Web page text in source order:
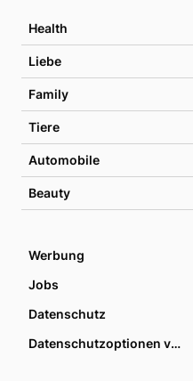
Health
Liebe
Family
Tiere
Automobile
Beauty
Werbung
Jobs
Datenschutz
Datenschutzoptionen verwalten